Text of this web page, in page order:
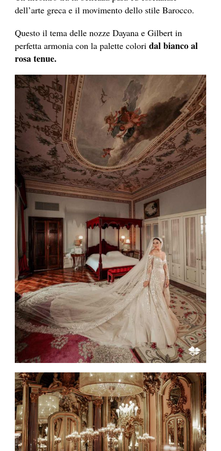
dell’arte greca e il movimento dello stile Barocco.
Questo il tema delle nozze Dayana e Gilbert in
perfetta armonia con la palette colori dal bianco al
rosa tenue.